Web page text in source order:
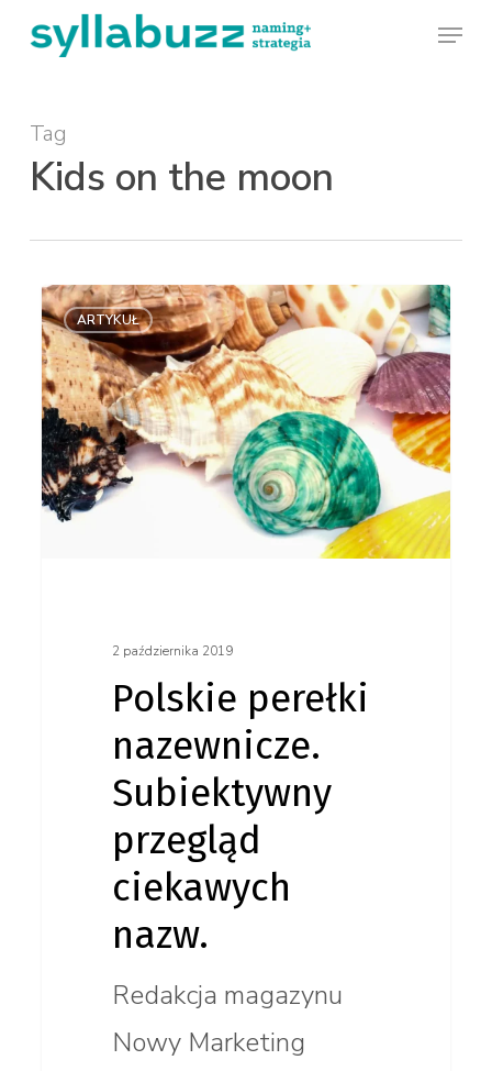
Skip
main
content
Menu
Tag
Kids on the moon
Polskie
perełki
nazewnicze.
Subiektywny
przegląd
ARTYKUŁ
2 października 2019
Polskie perełki
nazewnicze.
Subiektywny
przegląd
ciekawych
nazw.
Redakcja magazynu
Nowy Marketing